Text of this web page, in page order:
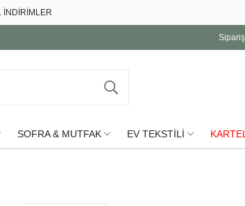
İNDİRİMLER
SOFRA & MUTFAK EV TEKSTİLİ